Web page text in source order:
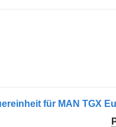
für MAN TGX